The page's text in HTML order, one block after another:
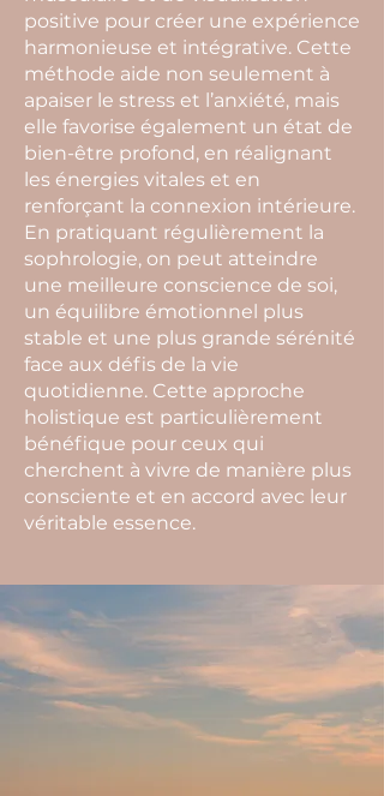
positive pour créer une expérience
harmonieuse et intégrative. Cette
méthode aide non seulement à
apaiser le stress et l’anxiété, mais
elle favorise également un état de
bien-être profond, en réalignant
les énergies vitales et en
renforçant la connexion intérieure.
En pratiquant régulièrement la
sophrologie, on peut atteindre
une meilleure conscience de soi,
un équilibre émotionnel plus
stable et une plus grande sérénité
face aux défis de la vie
quotidienne. Cette approche
holistique est particulièrement
bénéfique pour ceux qui
cherchent à vivre de manière plus
consciente et en accord avec leur
véritable essence.